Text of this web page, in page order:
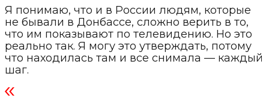
Я понимаю, что и в России людям, которые
не бывали в Донбассе, сложно верить в то,
что им показывают по телевидению. Но это
реально так. Я могу это утверждать, потому
что находилась там и все снимала — каждый
шаг.